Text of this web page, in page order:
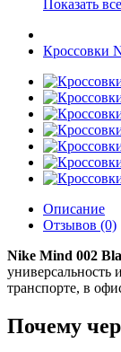
Показать
Кроссовки
Описание
Отзывов (0)
Nike Mind 002
универсальность
транспорте, в
Почему